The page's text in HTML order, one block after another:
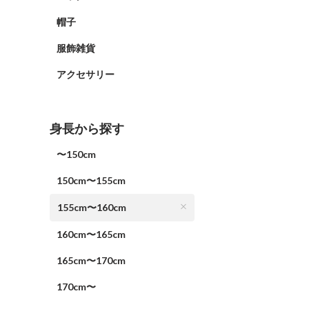
帽子
服飾雑貨
アクセサリー
身長から探す
〜150cm
150cm〜155cm
155cm〜160cm
160cm〜165cm
165cm〜170cm
170cm〜